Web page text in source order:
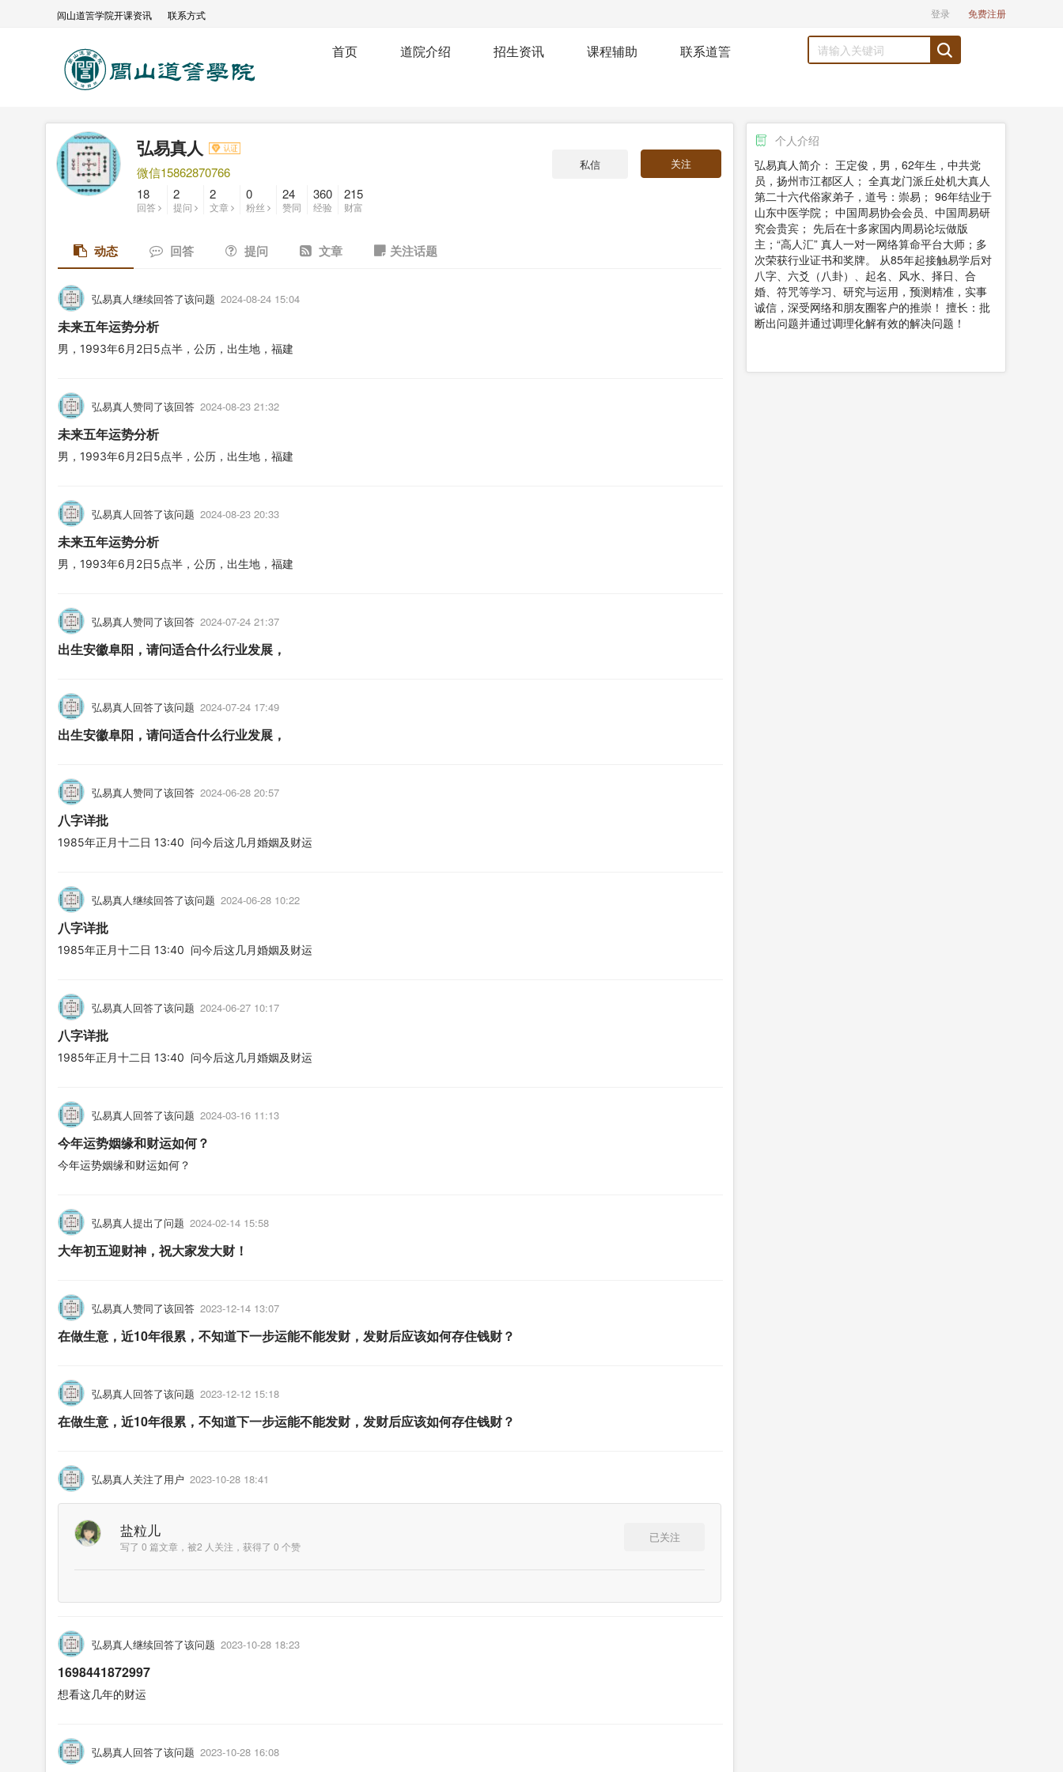
闾山道䇾学院开课资讯 联系方式 登录 免费注册
首页 道院介绍 招生资讯 课程辅助 联系道䇾
关注
私信
弘易真人
微信15862870766
18
回答
2
提问
2
文章
0
粉丝
24
赞同
360
经验
215
财富
动态 回答 提问 文章 关注话题
弘易真人继续回答了该问题 2024-08-24 15:04
未来五年运势分析
男，1993年6月2日5点半，公历，出生地，福建
弘易真人赞同了该回答 2024-08-23 21:32
未来五年运势分析
男，1993年6月2日5点半，公历，出生地，福建
弘易真人回答了该问题 2024-08-23 20:33
未来五年运势分析
男，1993年6月2日5点半，公历，出生地，福建
弘易真人赞同了该回答 2024-07-24 21:37
出生安徽阜阳，请问适合什么行业发展，
弘易真人回答了该问题 2024-07-24 17:49
出生安徽阜阳，请问适合什么行业发展，
弘易真人赞同了该回答 2024-06-28 20:57
八字详批
1985年正月十二日 13:40 问今后这几月婚姻及财运
弘易真人继续回答了该问题 2024-06-28 10:22
八字详批
1985年正月十二日 13:40 问今后这几月婚姻及财运
弘易真人回答了该问题 2024-06-27 10:17
八字详批
1985年正月十二日 13:40 问今后这几月婚姻及财运
弘易真人回答了该问题 2024-03-16 11:13
今年运势姻缘和财运如何？
今年运势姻缘和财运如何？
弘易真人提出了问题 2024-02-14 15:58
大年初五迎财神，祝大家发大财！
弘易真人赞同了该回答 2023-12-14 13:07
在做生意，近10年很累，不知道下一步运能不能发财，发财后应该如何存住钱财？
弘易真人回答了该问题 2023-12-12 15:18
在做生意，近10年很累，不知道下一步运能不能发财，发财后应该如何存住钱财？
弘易真人关注了用户 2023-10-28 18:41
已关注
盐粒儿
写了 0 篇文章，被2 人关注，获得了 0 个赞
弘易真人继续回答了该问题 2023-10-28 18:23
1698441872997
想看这几年的财运
弘易真人回答了该问题 2023-10-28 16:08
个人介绍
弘易真人简介： 王定俊，男，62年生，中共党
员，扬州市江都区人； 全真龙门派丘处机大真人
第二十六代俗家弟子，道号：崇易； 96年结业于
山东中医学院； 中国周易协会会员、中国周易研
究会贵宾； 先后在十多家国内周易论坛做版
主；“高人汇” 真人一对一网络算命平台大师；多
次荣获行业证书和奖牌。 从85年起接触易学后对
八字、六爻（八卦）、起名、风水、择日、合
婚、符咒等学习、研究与运用，预测精准，实事
诚信，深受网络和朋友圈客户的推崇！ 擅长：批
断出问题并通过调理化解有效的解决问题！